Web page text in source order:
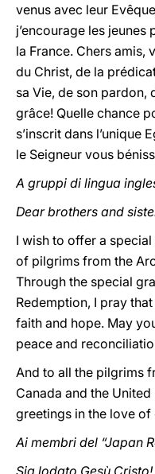
venus avec leur
j’encourage les jeunes
la France. Chers amis,
du Christ, de la
sa Vie, de son pardon,
grâce! Quelle chance
s’inscrit dans l’unique
le Seigneur vous
A gruppi di lingua
Dear brothers and
I wish to offer a
of pilgrims from the
Through the special
Redemption, I pray
faith and hope. May
peace and
And to all the pilgrims
Canada and the
greetings in the love
Ai membri del “Japan
Sia lodato Gesù Cristo!